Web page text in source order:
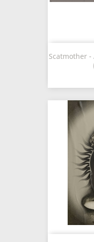
Scatmother